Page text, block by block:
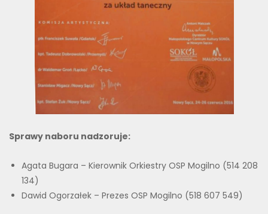
Sprawy naboru nadzoruje:
Agata Bugara – Kierownik Orkiestry OSP Mogilno (514 208
134)
Dawid Ogorzałek – Prezes OSP Mogilno (518 607 549)